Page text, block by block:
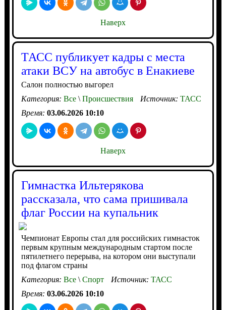
Наверх
ТАСС публикует кадры с места
атаки ВСУ на автобус в Енакиеве
Салон полностью выгорел
Категория: Все\Происшествия Источник: ТАСС
Время: 03.06.2026 10:10
Наверх
Гимнастка Ильтерякова
рассказала, что сама пришивала
флаг России на купальник
Чемпионат Европы стал для российских гимнасток
первым крупным международным стартом после
пятилетнего перерыва, на котором они выступали
под флагом страны
Категория: Все\Спорт Источник: ТАСС
Время: 03.06.2026 10:10